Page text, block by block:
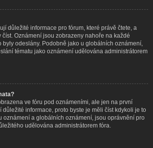
důležité informace pro fórum, které právě čtete, a
číst. Oznámení jsou zobrazeny nahoře na každé
byly odeslány. Podobně jako u globálních oznámení,
tématu jako oznámení udělována administrátorem
ve fóru pod oznámeními, ale jen na první
důležité informace, proto byste je měli číst kdykoli je to
oznámení a globálních oznámení, jsou oprávnění pro
udělována administrátorem fóra.